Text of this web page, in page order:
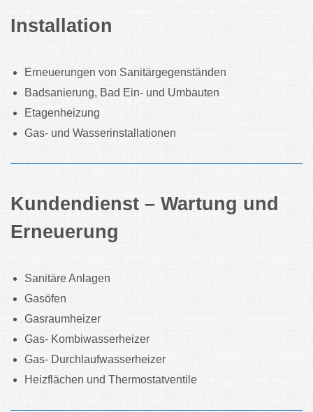
Installation
Erneuerungen von Sanitärgegenständen
Badsanierung, Bad Ein- und Umbauten
Etagenheizung
Gas- und Wasserinstallationen
Kundendienst – Wartung und
Erneuerung
Sanitäre Anlagen
Gasöfen
Gasraumheizer
Gas- Kombiwasserheizer
Gas- Durchlaufwasserheizer
Heizflächen und Thermostatventile